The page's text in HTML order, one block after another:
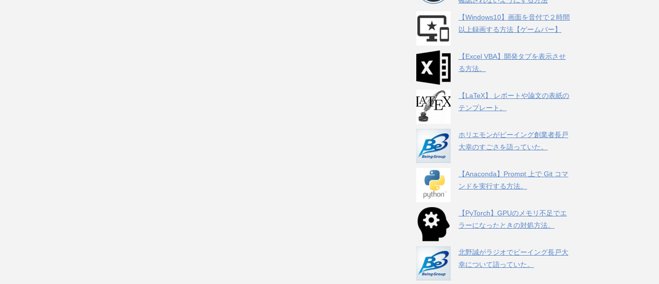
【Windows10】画面を音付で２時間
以上録画する方法【ゲームバー】
【Excel VBA】開発タブを表示させ
る方法。
【LaTeX】 レポートや論文の表紙の
テンプレート。
ホリエモンがビーイング創業者長戸
大幸のすごさを語っていた。
【Anaconda】Prompt 上で Git コマ
ンドを実行する方法。
【PyTorch】GPUのメモリ不足でエ
ラーになったときの対処方法。
北野誠がラジオでビーイング長戸大
幸について語っていた。